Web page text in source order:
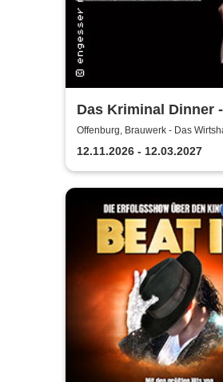
Das Kriminal Dinner -
Sherlock Holmes
Offenburg, Brauwerk - Das
12.11.2026 - 12.03.2027